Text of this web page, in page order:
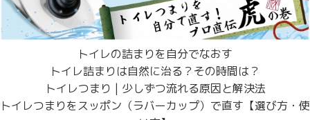
トイレの詰まりを自分でなおす
トイレ詰まりは自然に治る？その時間は？
トイレつまり | 少しずつ流れる原因と解決法
トイレつまりをスッポン（ラバーカップ）で直す【選び方・使